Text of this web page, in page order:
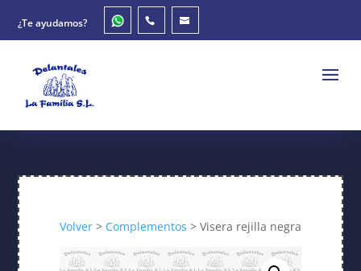
¿Te ayudamos?
Volver> Complementos > Visera rejilla negra